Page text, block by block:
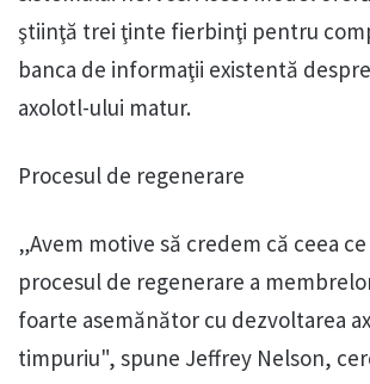
ştiinţă trei ţinte fierbinţi pentru
banca de informaţii existentă
axolotl-ului matur.
Procesul de regenerare
„Avem motive să credem că ceea
procesul de regenerare a
foarte asemănător cu dezvoltarea
timpuriu", spune Jeffrey Nelson,